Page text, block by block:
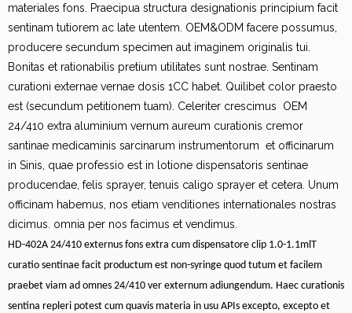
materiales fons. Praecipua structura designationis principium facit
sentinam tutiorem ac late utentem. OEM&ODM facere possumus,
producere secundum specimen aut imaginem originalis tui.
Bonitas et rationabilis pretium utilitates sunt nostrae. Sentinam
curationi externae vernae dosis 1CC habet. Quilibet color praesto
est (secundum petitionem tuam). Celeriter crescimus OEM
24/410 extra aluminium vernum aureum curationis cremor
santinae medicaminis sarcinarum instrumentorum et officinarum
in Sinis, quae professio est in lotione dispensatoris sentinae
producendae, felis sprayer, tenuis caligo sprayer et cetera. Unum
officinam habemus, nos etiam venditiones internationales nostras
dicimus. omnia per nos facimus et vendimus.
HD-402A 24/410 externus fons extra cum dispensatore clip 1.0-1.1mlT
curatio sentinae facit productum est non-syringe quod tutum et facilem
praebet viam ad omnes 24/410 ver externum adiungendum. Haec curationis
sentina repleri potest cum quavis materia in usu APIs excepto, excepto et